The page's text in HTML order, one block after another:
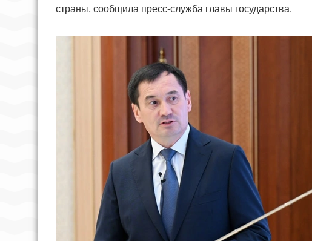
страны, сообщила пресс-служба главы государства.